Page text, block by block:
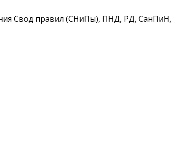
Свод правил (СНиПы), ПНД, РД, СанПиН,